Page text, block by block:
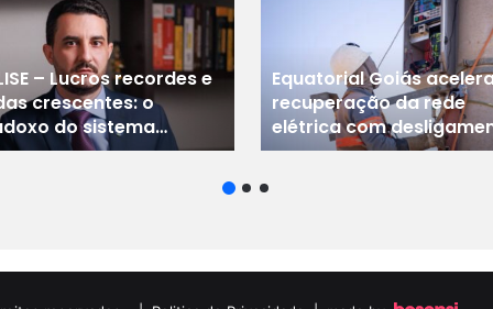
– Lucros recordes e
crescentes: o
do sistema
brasileiro
Equatorial Goiás
recuperação da rede
elétrica com
programados: Norte